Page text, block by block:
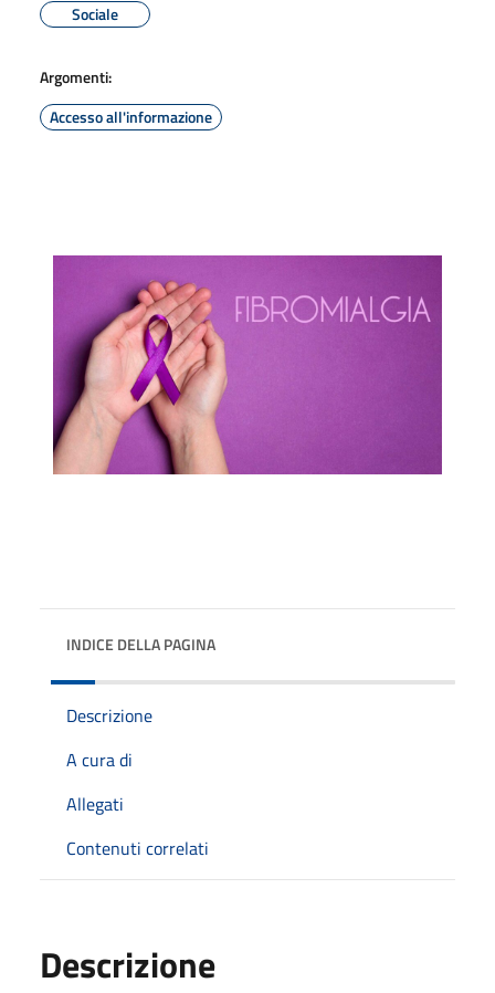
Sociale
Argomenti:
Accesso all'informazione
INDICE DELLA PAGINA
Descrizione
A cura di
Allegati
Contenuti correlati
Descrizione